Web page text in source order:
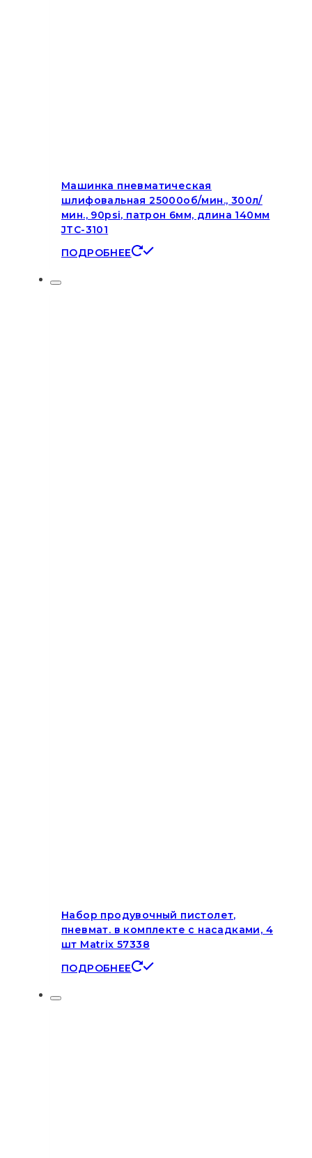
Машинка пневматическая
шлифовальная 25000об/мин., 300л/
мин., 90psi, патрон 6мм, длина 140мм
JTC-3101
ПОДРОБНЕЕ
Набор продувочный пистолет,
пневмат. в комплекте с насадками, 4
шт Matrix 57338
ПОДРОБНЕЕ